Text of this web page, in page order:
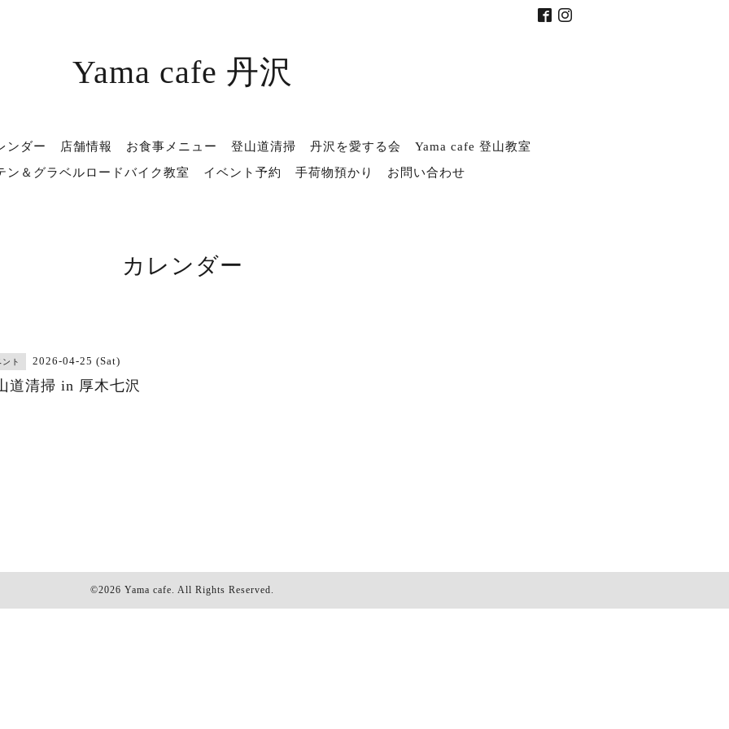
Yama cafe 丹沢
ンダー 店舗情報 お食事メニュー 登山道清掃 丹沢を愛する会
Yama cafe 登山教室
ン＆グラベルロードバイク教室
イベント予約 手荷物預かり お問い合わせ
カレンダー
ト 2026-04-25 (Sat)
道清掃 in 厚木七沢
©2026 Yama cafe. All Rights Reserved.